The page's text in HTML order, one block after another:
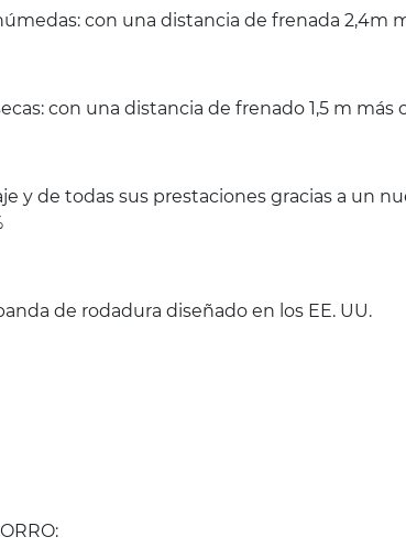
con una distancia de frenada 2,4m
con una distancia de frenado 1,5 m más
y de todas sus prestaciones gracias a un
de rodadura diseñado en los EE. UU.